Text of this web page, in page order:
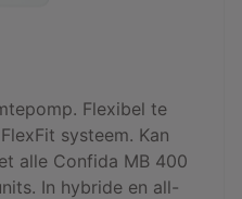
Flexibel te
systeem. Kan
alle Confida MB 400
In hybride en all-